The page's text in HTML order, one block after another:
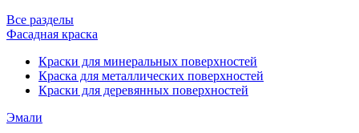
Все разделы
Фасадная краска
Краски для минеральных поверхностей
Краска для металлических поверхностей
Краски для деревянных поверхностей
Эмали